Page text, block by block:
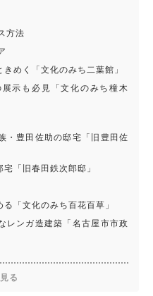
方法
めく「文化のみち二葉館」
示も必見「文化のみち橦木
・豊田佐助の邸宅「旧豊田佐
「旧春田鉄次郎邸」
「文化のみち百花百草」
レンガ造建築「名古屋市市政
る